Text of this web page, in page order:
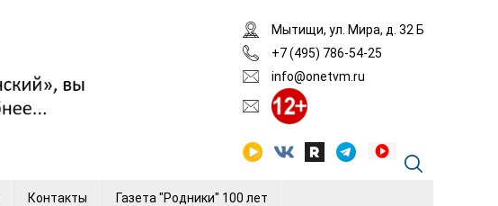
Мытищи, ул. Мира, д. 32 Б
+7 (495) 786-54-25
info@onetvm.ru
Контакты Газета "Родники" 100 лет